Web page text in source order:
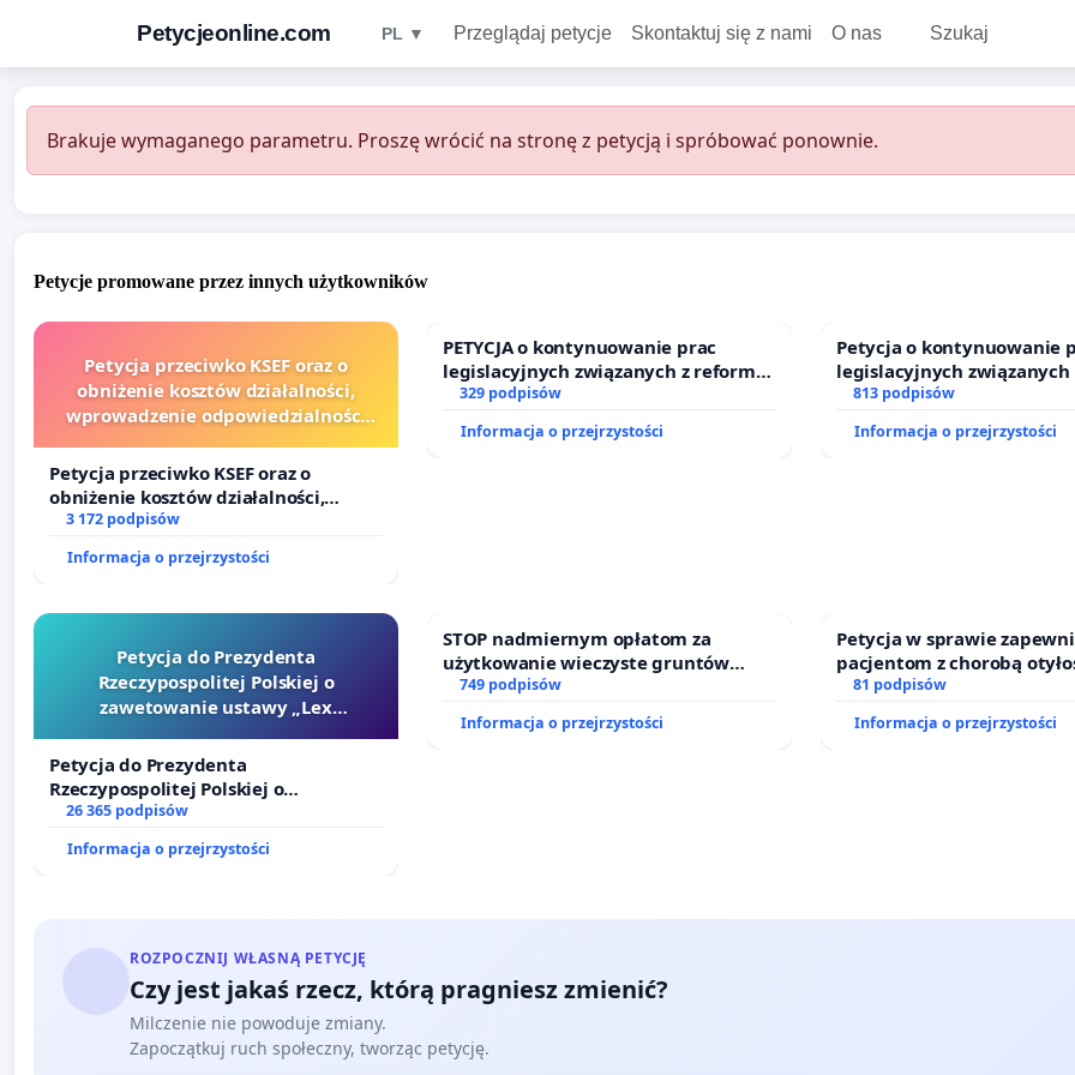
Petycjeonline.com PL ▼ Przeglądaj petycje Skontaktuj się z nami O nas Szukaj
Brakuje wymaganego parametru. Proszę wrócić na stronę z petycją i spróbować ponownie.
Petycje promowane przez innych użytkowników
Petycja przeciwko KSEF oraz o
obniżenie kosztów działalności,
wprowadzenie odpowiedzialności
sędziów
Petycja przeciwko KSEF oraz o
obniżenie kosztów działalności,
wprowadzenie odpowiedzialności
finansowej kluczowych urzędników i
sędziów
3 172 podpisów
Informacja o przejrzystości
PETYCJA o kontynuowanie prac
legislacyjnych związanych z reformą
prawa rodzinnego
329 podpisów
Informacja o przejrzystości
Petycja o kontynuowanie
legislacyjnych
prawa rodzinnego
813 podpisów
Informacja o przejrzystości
Petycja do Prezydenta
Rzeczypospolitej Polskiej o
zawetowanie ustawy „Lex
Petycja do Prezydenta
Rzeczypospolitej Polskiej o
zawetowanie ustawy „Lex Szarlatan”
26 365 podpisów
Informacja o przejrzystości
STOP nadmiernym opłatom za
użytkowanie wieczyste gruntów
zajmowanych przez rodzinne ogrody
działkowe.
749 podpisów
Informacja o przejrzystości
Petycja w sprawie
pacjentom z chorobą
dostępu do
oraz programów
81 podpisów
Informacja o przejrzystości
ROZPOCZNIJ WŁASNĄ PETYCJĘ
Czy jest jakaś rzecz, którą pragniesz zmienić?
Milczenie nie powoduje zmiany.
Zapoczątkuj ruch społeczny, tworząc petycję.